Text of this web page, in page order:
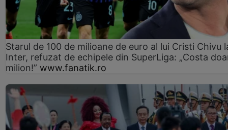
Starul de 100 de milioane de euro al lui Cristi Chivu
Inter, refuzat de echipele din SuperLiga: „Costa
milion!” www.fanatik.ro